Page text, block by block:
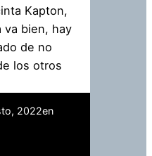
Kapton,
va bien, hay
de no
los otros
2022en